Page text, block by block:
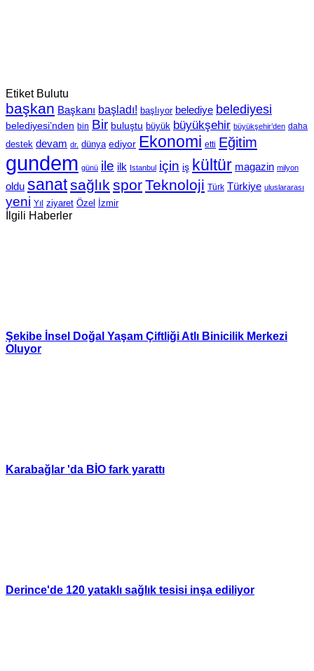
Etiket Bulutu
başkan Başkanı başladı! başlıyor belediye belediyesi
belediyesi’nden bin Bir buluştu büyük büyükşehir büyükşehir’den daha
destek devam dr. dünya ediyor Ekonomi etti Eğitim
gundem günü ile ilk Istanbul için iş kültür magazin milyon
oldu sanatsağlık sporTeknoloji Türk Türkiye uluslararası
yeni Yıl ziyaret Özel İzmir
İlgili Haberler
Şekibe İnsel Doğal Yaşam Çiftliği Atlı Binicilik Merkezi
Oluyor
Karabağlar 'da BİO fark yarattı
Derince'de 120 yataklı sağlık tesisi inşa ediliyor